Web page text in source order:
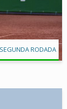
RODADA